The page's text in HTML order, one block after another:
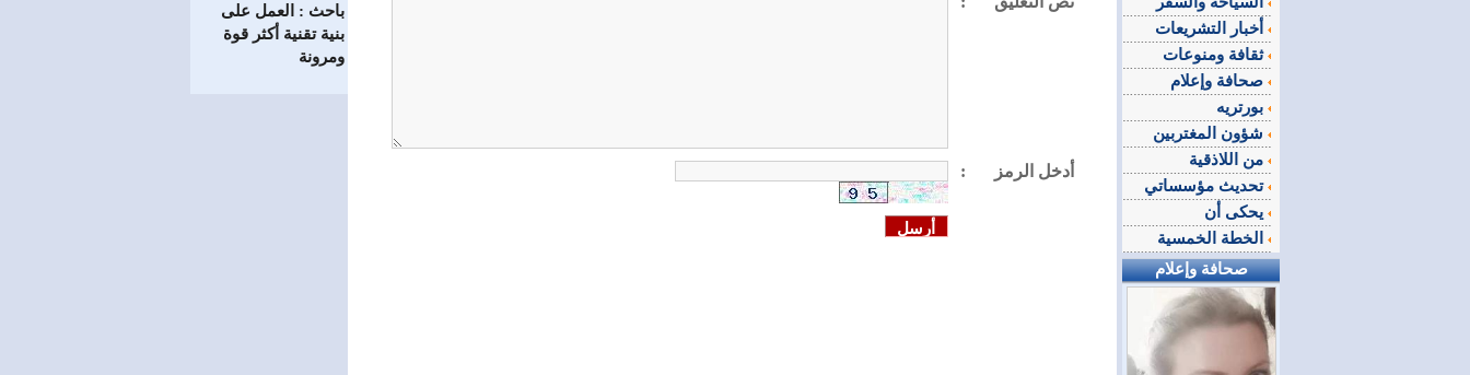
باحث : العمل على
بنية تقنية أكثر قوة
ومرونة
: أدخل الرمز
ثقافة ومنوعات
تحديث مؤسساتي
صحافة وإعلام